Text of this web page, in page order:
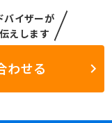
バイザーが
えします
わせる